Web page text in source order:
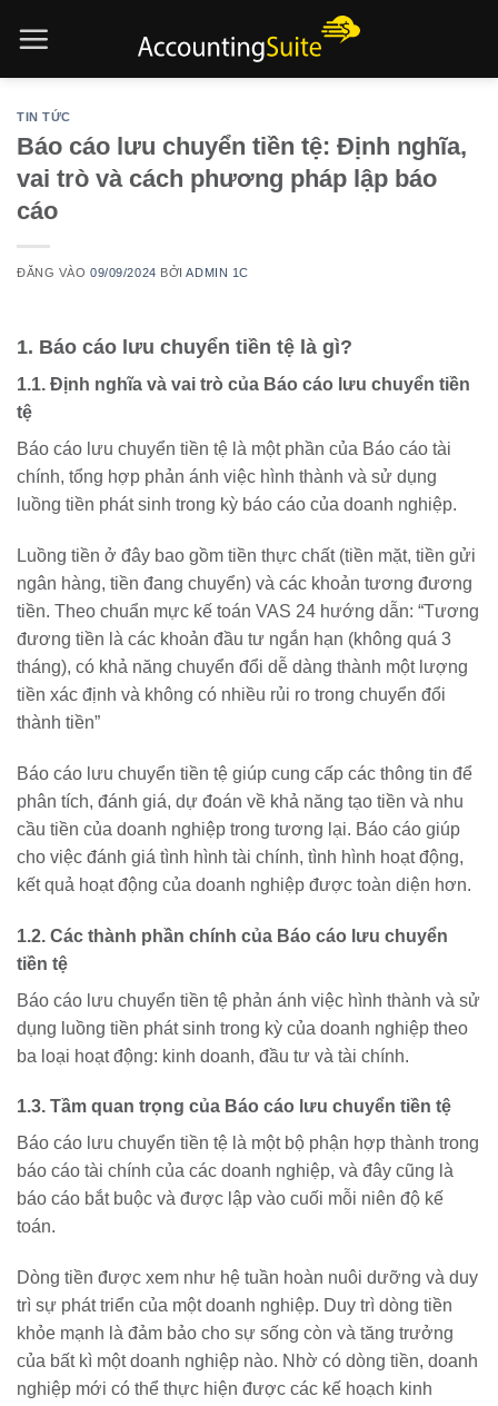
qua
TIN TỨC
Báo cáo lưu chuyển tiền tệ: Định nghĩa,
vai trò và cách phương pháp lập báo
cáo
ĐĂNG VÀO09/09/2024 BỞIADMIN 1C
1. Báo cáo lưu chuyển tiền tệ là gì?
1.1. Định nghĩa và vai trò của Báo cáo lưu chuyển tiền
tệ
Báo cáo lưu chuyển tiền tệ là một phần của Báo cáo tài
chính, tổng hợp phản ánh việc hình thành và sử dụng
luồng tiền phát sinh trong kỳ báo cáo của doanh nghiệp.
Luồng tiền ở đây bao gồm tiền thực chất (tiền mặt, tiền gửi
ngân hàng, tiền đang chuyển) và các khoản tương đương
tiền. Theo chuẩn mực kế toán VAS 24 hướng dẫn: “Tương
đương tiền là các khoản đầu tư ngắn hạn (không quá 3
tháng), có khả năng chuyển đổi dễ dàng thành một lượng
tiền xác định và không có nhiều rủi ro trong chuyển đổi
thành tiền”
Báo cáo lưu chuyển tiền tệ giúp cung cấp các thông tin để
phân tích, đánh giá, dự đoán về khả năng tạo tiền và nhu
cầu tiền của doanh nghiệp trong tương lại. Báo cáo giúp
cho việc đánh giá tình hình tài chính, tình hình hoạt động,
kết quả hoạt động của doanh nghiệp được toàn diện hơn.
1.2. Các thành phần chính của Báo cáo lưu chuyển
tiền tệ
Báo cáo lưu chuyển tiền tệ phản ánh việc hình thành và sử
dụng luồng tiền phát sinh trong kỳ của doanh nghiệp theo
ba loại hoạt động: kinh doanh, đầu tư và tài chính.
1.3. Tầm quan trọng của Báo cáo lưu chuyển tiền tệ
Báo cáo lưu chuyển tiền tệ là một bộ phận hợp thành trong
báo cáo tài chính của các doanh nghiệp, và đây cũng là
báo cáo bắt buộc và được lập vào cuối mỗi niên độ kế
toán.
Dòng tiền được xem như hệ tuần hoàn nuôi dưỡng và duy
trì sự phát triển của một doanh nghiệp. Duy trì dòng tiền
khỏe mạnh là đảm bảo cho sự sống còn và tăng trưởng
của bất kì một doanh nghiệp nào. Nhờ có dòng tiền, doanh
nghiệp mới có thể thực hiện được các kế hoạch kinh